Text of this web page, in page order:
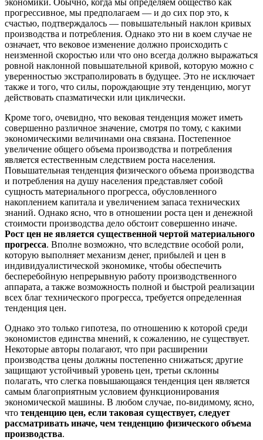
экономики. Обычно, когда мы определяем общество как
прогрессивное, мы предполагаем — и до сих пор это, к
счастью, подтверждалось — повышательный наклон кривых
производства и потребления. Однако это ни в коем случае не
означает, что вековое изменение должно происходить с
неизменной скоростью или что оно всегда должно выражаться
ровной наклонной повышательной кривой, которую можно с
уверенностью экстраполировать в будущее. Это не исключает
также и того, что силы, порождающие эту тенденцию, могут
действовать спазматически или циклически.
Кроме того, очевидно, что вековая тенденция может иметь
совершенно различное значение, смотря по тому, с какими
экономическими величинами она связана. Постепенное
увеличение общего объема производства и потребления
является естественным следствием роста населения.
Повышательная тенденция физического объема производства
и потребления на душу населения представляет собой
сущность материального прогресса, обусловленного
накоплением капитала и увеличением запаса технических
знаний. Однако ясно, что в отношении роста цен и денежной
стоимости производства дело обстоит совершенно иначе.
Рост цен не является существенной чертой материального
прогресса. Вполне возможно, что вследствие особой роли,
которую выполняет механизм денег, прибылей и цен в
индивидуалистической экономике, чтобы обеспечить
бесперебойную непрерывную работу производственного
аппарата, а также возможность полной и быстрой реализации
всех благ технического прогресса, требуется определенная
тенденция цен.
Однако это только гипотеза, по отношению к которой среди
экономистов единства мнений, к сожалению, не существует.
Некоторые авторы полагают, что при расширении
производства цены должны постепенно снижаться; другие
защищают устойчивый уровень цен, третьи склонны
полагать, что слегка повышающаяся тенденция цен является
самым благоприятным условием функционирования
экономической машины. В любом случае, по-видимому, ясно,
что тенденцию цен, если таковая существует, следует
рассматривать иначе, чем тенденцию физического объема
производства.